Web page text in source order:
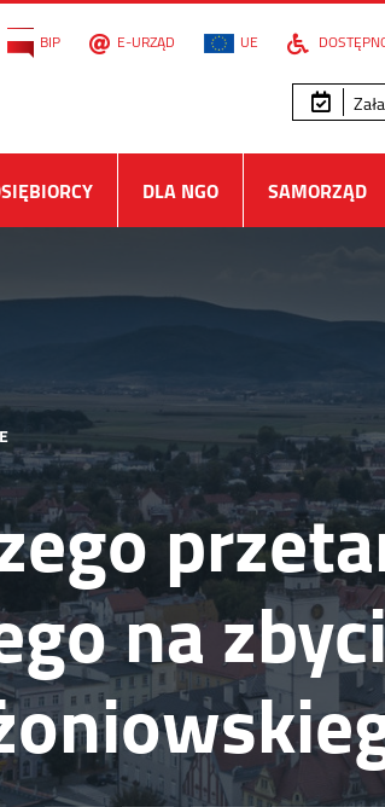
BIP E-URZĄD UE
DLA NGO SAMORZĄD
na